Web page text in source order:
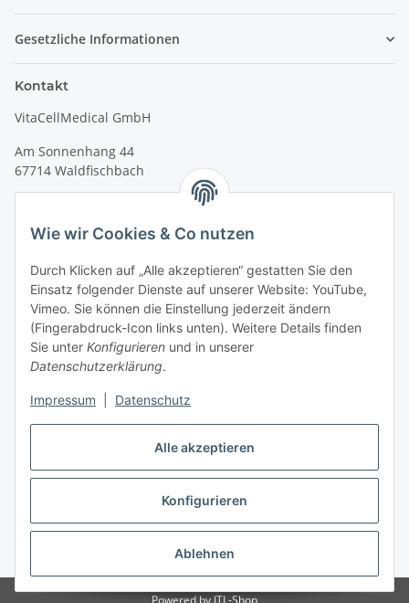
Alle akzeptieren
Konfigurieren
Ablehnen
Wie wir Cookies & Co nutzen
Durch Klicken auf „Alle akzeptieren“ gestatten Sie den
Einsatz folgender Dienste auf unserer Website: YouTube,
Vimeo. Sie können die Einstellung jederzeit ändern
(Fingerabdruck-Icon links unten). Weitere Details finden
Sie unter Konfigurieren und in unserer
Datenschutzerklärung.
Impressum Datenschutz
Gesetzliche Informationen
Kontakt
VitaCellMedical GmbH
Am Sonnenhang 44
67714 Waldfischbach
Fax+49 6333 99090 33
info@vitacellmedical.com
Erreichbarkeit
Mo – Fr 08:00 Uhr – 17:00 Uhr
Außerhalb dieser Zeit unter
info@vitacellmedical.com
Sie möchten, dass wir Sie besuchen?
Ihre Terminvorschläge >>>
Vertrag widerrufen
Vertrag widerrufen
* Alle Preise inkl. gesetzlicher USt., zzgl.Versand
Powered by JTL-Shop